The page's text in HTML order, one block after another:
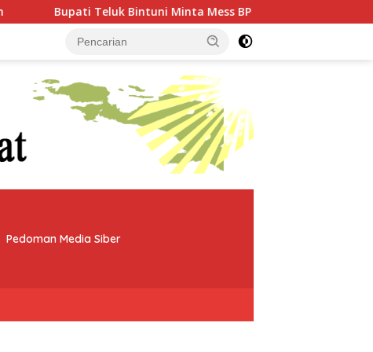
Mess BP Tangguh Ditutup, Ekonomi Warga Jangan Terus
Pedoman Media Siber